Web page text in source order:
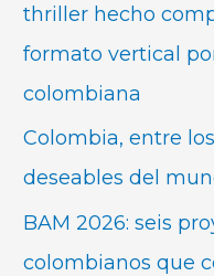
thriller hecho
formato vertical
colombiana
Colombia, entre
deseables del
BAM 2026: seis
colombianos que